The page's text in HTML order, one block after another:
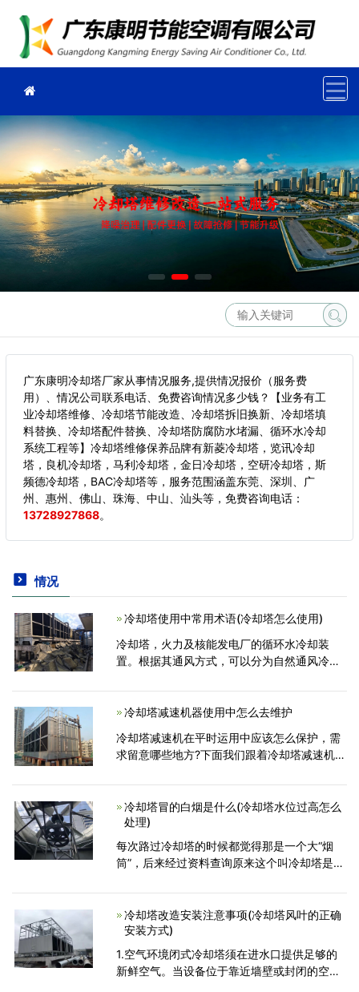
广东康明冷却塔厂家从事情况服务,提供情况报价（服务费
用）、情况公司联系电话、免费咨询情况多少钱？【业务有工
业冷却塔维修、冷却塔节能改造、冷却塔拆旧换新、冷却塔填
料替换、冷却塔配件替换、冷却塔防腐防水堵漏、循环水冷却
系统工程等】冷却塔维修保养品牌有新菱冷却塔，览讯冷却
塔，良机冷却塔，马利冷却塔，金日冷却塔，空研冷却塔，斯
频德冷却塔，BAC冷却塔等，服务范围涵盖东莞、深圳、广
州、惠州、佛山、珠海、中山、汕头等， 免费咨询电话：
13728927868。
情况
冷却塔使用中常用术语(冷却塔怎么使用)
冷却塔，火力及核能发电厂的循环水冷却装
置。根据其通风方式，可以分为自然通风冷却
些常用术语，小编带大家简单的介绍一
下。 1、漂移--水正在
冷却塔减速机器使用中怎么去维护
冷却塔减速机在平时运用中应该怎么保护，需
求留意哪些地方?下面我们跟着冷却塔减速机厂
油位凹凸，油温文轴承温度，齿轮，轴承应无
反常振动和噪声。应坚
冷却塔冒的白烟是什么(冷却塔水位过高怎么
处理)
每次路过冷却塔的时候都觉得那是一个大“烟
筒”，后来经过资料查询原来这个叫冷却塔是用
放至大气中，以降低水温的装置，我们看到的
冷却塔总是冒着“
冷却塔改造安装注意事项(冷却塔风叶的正确
安装方式)
1.空气环境闭式冷却塔须在进水口提供足够的
新鲜空气。当设备位于靠近墙壁或封闭的空间